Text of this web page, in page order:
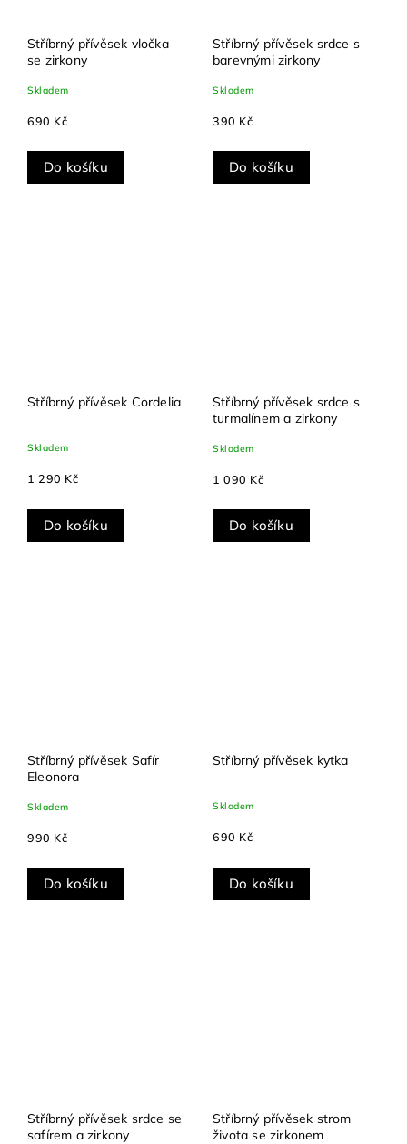
Stříbrný přívěsek vločka
se zirkony
Skladem
690 Kč
Do košíku
Stříbrný přívěsek srdce s
barevnými zirkony
Skladem
390 Kč
Do košíku
Stříbrný přívěsek Cordelia
Skladem
1 290 Kč
Do košíku
Stříbrný přívěsek srdce s
turmalínem a zirkony
Skladem
1 090 Kč
Do košíku
Stříbrný přívěsek Safír
Eleonora
Skladem
990 Kč
Do košíku
Stříbrný přívěsek kytka
Skladem
690 Kč
Do košíku
Stříbrný přívěsek srdce se
safírem a zirkony
Stříbrný přívěsek strom
života se zirkonem